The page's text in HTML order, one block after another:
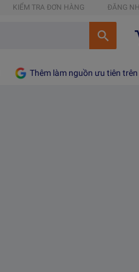
KIỂM TRA ĐƠN HÀNG ĐĂNG
Thêm làm nguồn ưu tiên